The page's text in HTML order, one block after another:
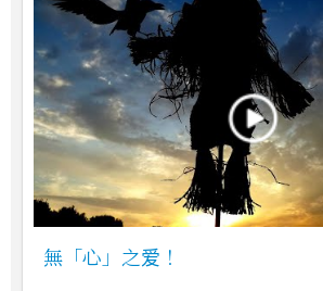
無「心」之爱！